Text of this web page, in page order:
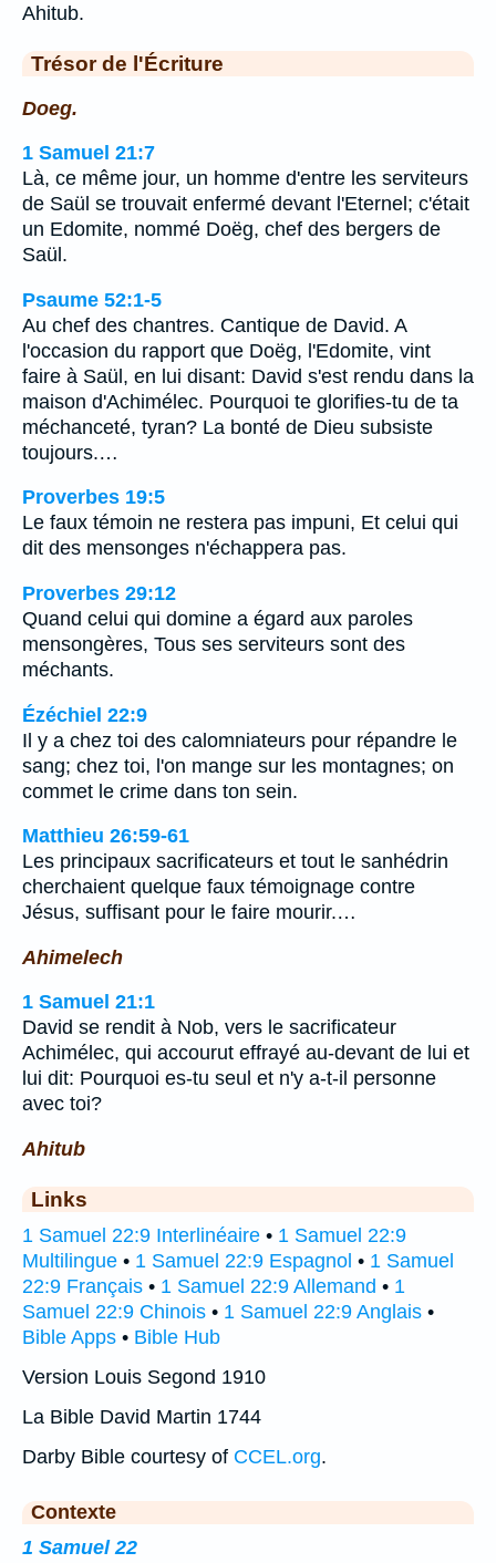
Ahitub.
Trésor de l'Écriture
Doeg.
1 Samuel 21:7
Là, ce même jour, un homme d'entre les serviteurs
de Saül se trouvait enfermé devant l'Eternel; c'était
un Edomite, nommé Doëg, chef des bergers de
Saül.
Psaume 52:1-5
Au chef des chantres. Cantique de David. A
l'occasion du rapport que Doëg, l'Edomite, vint
faire à Saül, en lui disant: David s'est rendu dans la
maison d'Achimélec. Pourquoi te glorifies-tu de ta
méchanceté, tyran? La bonté de Dieu subsiste
toujours.…
Proverbes 19:5
Le faux témoin ne restera pas impuni, Et celui qui
dit des mensonges n'échappera pas.
Proverbes 29:12
Quand celui qui domine a égard aux paroles
mensongères, Tous ses serviteurs sont des
méchants.
Ézéchiel 22:9
Il y a chez toi des calomniateurs pour répandre le
sang; chez toi, l'on mange sur les montagnes; on
commet le crime dans ton sein.
Matthieu 26:59-61
Les principaux sacrificateurs et tout le sanhédrin
cherchaient quelque faux témoignage contre
Jésus, suffisant pour le faire mourir.…
Ahimelech
1 Samuel 21:1
David se rendit à Nob, vers le sacrificateur
Achimélec, qui accourut effrayé au-devant de lui et
lui dit: Pourquoi es-tu seul et n'y a-t-il personne
avec toi?
Ahitub
Links
1 Samuel 22:9 Interlinéaire • 1 Samuel 22:9
Multilingue • 1 Samuel 22:9 Espagnol • 1 Samuel
22:9 Français • 1 Samuel 22:9 Allemand • 1
Samuel 22:9 Chinois • 1 Samuel 22:9 Anglais •
Bible Apps • Bible Hub
Version Louis Segond 1910
La Bible David Martin 1744
Darby Bible courtesy of CCEL.org.
Contexte
1 Samuel 22